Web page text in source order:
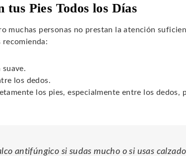
tus Pies Todos los Días
muchas personas no prestan la atención
recomienda:
los dedos.
los pies, especialmente entre los dedos,
antifúngico si sudas mucho o si usas